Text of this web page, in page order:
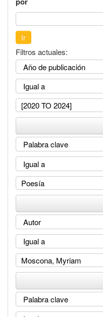
Filtros actuales: